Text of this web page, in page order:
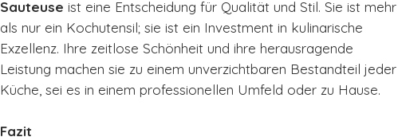
Sauteuse ist eine Entscheidung für Qualität und Stil. Sie ist mehr
als nur ein Kochutensil; sie ist ein Investment in kulinarische
Exzellenz. Ihre zeitlose Schönheit und ihre herausragende
Leistung machen sie zu einem unverzichtbaren Bestandteil jeder
Küche, sei es in einem professionellen Umfeld oder zu Hause.
Fazit